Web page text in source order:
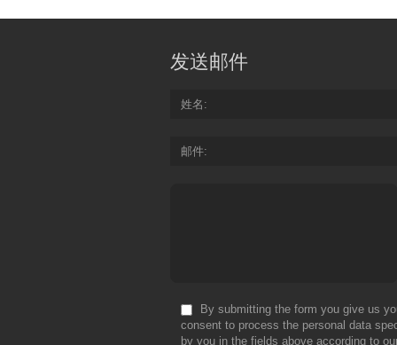
发送邮件
姓名
邮件
By submitting the form you give us
consent to process the personal data
by you in the fields above according to